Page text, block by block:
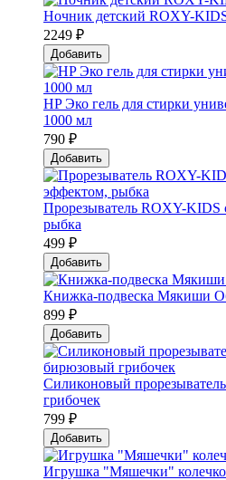
Ночник детский ROXY-
2249 ₽
Добавить
HP Эко гель для стирки
1000 мл
790 ₽
Добавить
Прорезыватель ROXY-
рыбка
499 ₽
Добавить
Книжка-подвеска Мякиши
899 ₽
Добавить
Силиконовый
грибочек
799 ₽
Добавить
Игрушка "Мяшечки" колечко